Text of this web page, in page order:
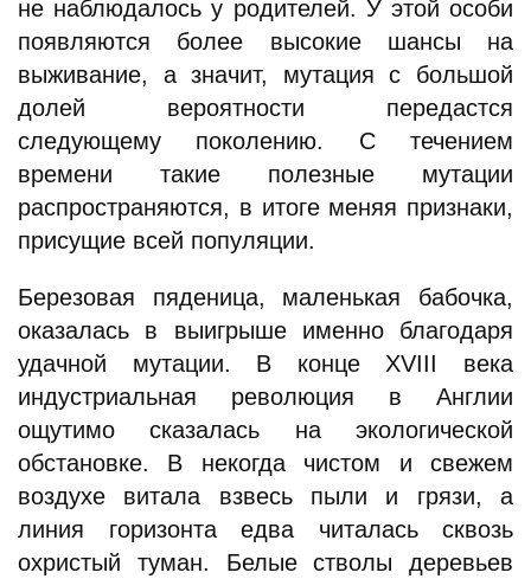
не наблюдалось у родителей. У этой особи
появляются более высокие шансы на
выживание, а значит, мутация с большой
долей вероятности передастся
следующему поколению. С течением
времени такие полезные мутации
распространяются, в итоге меняя признаки,
присущие всей популяции.
Березовая пяденица, маленькая бабочка,
оказалась в выигрыше именно благодаря
удачной мутации. В конце XVIII века
индустриальная революция в Англии
ощутимо сказалась на экологической
обстановке. В некогда чистом и свежем
воздухе витала взвесь пыли и грязи, а
линия горизонта едва читалась сквозь
охристый туман. Белые стволы деревьев